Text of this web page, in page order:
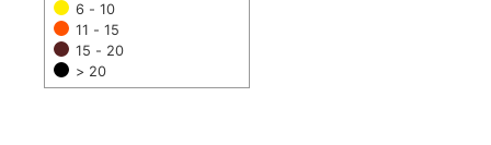
6 - 10
11 - 15
15 - 20
> 20